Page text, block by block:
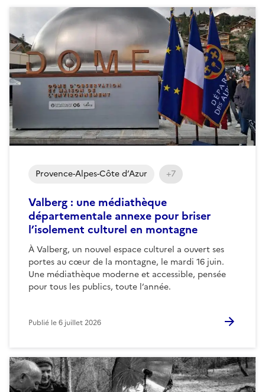
Valberg : une médiathèque
départementale annexe pour briser
l’isolement culturel en montagne
À Valberg, un nouvel espace culturel a ouvert ses
portes au cœur de la montagne, le mardi 16 juin.
Une médiathèque moderne et accessible, pensée
pour tous les publics, toute l’année.
Provence-Alpes-Côte d’Azur +7
Publié le6 juillet 2026